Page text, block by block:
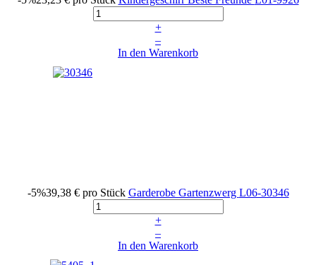
+
–
In den Warenkorb
-5%39,38 € pro Stück Garderobe Gartenzwerg L06-30346
+
–
In den Warenkorb